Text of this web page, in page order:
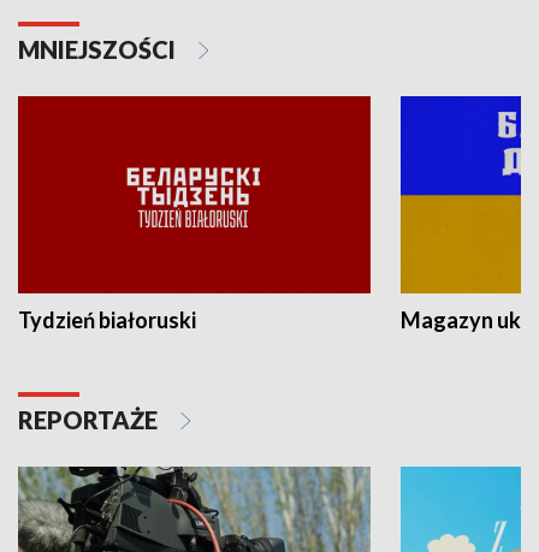
MNIEJSZOŚCI
Tydzień białoruski Magazyn
REPORTAŻE